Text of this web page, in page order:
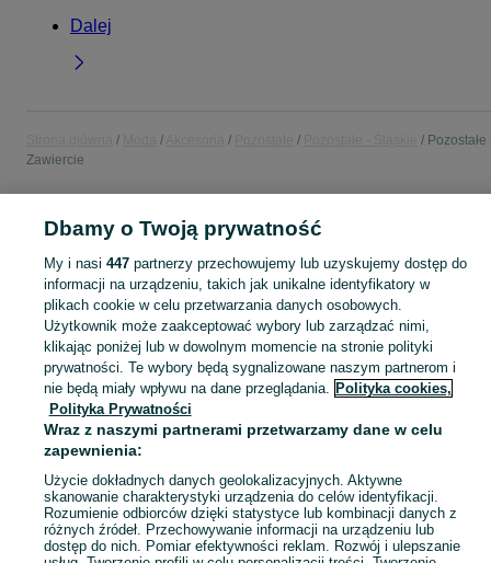
Dalej
Pozostałe
Zawiercie
POLSKA » ŚLĄSKIE » ZAWIERCIE
KATEGORIA
Sprzedaż pozostałych akcesoriów modowych Zawiercie ▶️ Różne materiały i kształty ✅ Nowe i używane w atrakcyjnych cenach ✌ Znajdź oferty na OLX.pl! Zobacz
Mapa kategorii
Mapa miejscowości
Mapa ministron
Popularne wyszukiwania
Dbamy o Twoją prywatność
My i nasi 447partnerzy przechowujemy lub uzyskujemy dostęp do
informacji na urządzeniu, takich jak unikalne identyfikatory w
plikach cookie w celu przetwarzania danych osobowych.
Użytkownik może zaakceptować wybory lub zarządzać nimi,
klikając poniżej lub w dowolnym momencie na stronie polityki
prywatności. Te wybory będą sygnalizowane naszym partnerom i
nie będą miały wpływu na dane przeglądania. Polityka cookies,
Polityka Prywatności
Wraz z naszymi partnerami przetwarzamy dane w celu
zapewnienia:
Użycie dokładnych danych geolokalizacyjnych. Aktywne
skanowanie charakterystyki urządzenia do celów identyfikacji.
Rozumienie odbiorców dzięki statystyce lub kombinacji danych z
różnych źródeł. Przechowywanie informacji na urządzeniu lub
dostęp do nich. Pomiar efektywności reklam. Rozwój i ulepszanie